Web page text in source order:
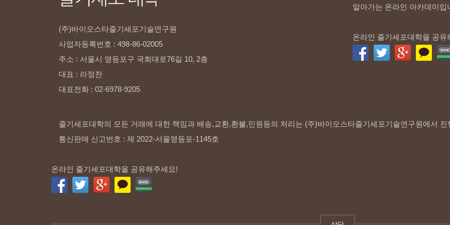
(주)바이오스타줄기세포기술연구원
사업자등록번호 : 498-86-02005
주소 : 서울시 영등포구 국회대로76길 10, 2층
대표 : 라정찬
대표전화 : 02-6978-9205
알아가는 온라인 아카데미입
온라인 줄기세포대학을 공유
줄기세포대학의 모든 거래에 대한 책임과 배송,교환,환불,민원등의 처리는 (주)바이오스타줄기세포기술연구원에서 진
통신판매 신고번호 : 제 2022-서울영등포-1145호
온라인 줄기세포대학을 공유해주세요!